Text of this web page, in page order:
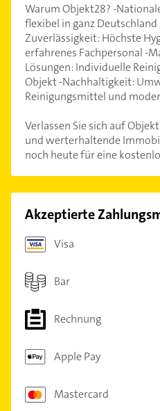
Warum Objekt28? -
flexibel in ganz
Zuverlässigkeit: Höchste
erfahrenes Fachpersonal -
Lösungen: Individuelle
Objekt -Nachhaltigkeit:
Reinigungsmittel und
Verlassen Sie sich auf
und werterhaltende
noch heute für eine
Akzeptierte
Visa
Bar
Rechnung
Apple Pay
Mastercard